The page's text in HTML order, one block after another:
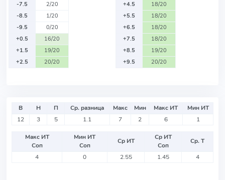
-7.5
2/20
-8.5
1/20
-9.5
0/20
+0.5
16/20
+1.5
19/20
+2.5
20/20
+4.5
18/20
+5.5
18/20
+6.5
18/20
+7.5
18/20
+8.5
19/20
+9.5
20/20
В Н П Ср. разница Макс Мин Макс ИТ
Мин ИТ
12
3 5 1.1 7 2 6 1
Макс ИТ
Соп
Мин ИТ
Соп
Ср ИТ
Ср ИТ
Соп
Ср. Т
4
0 2.55 1.45 4